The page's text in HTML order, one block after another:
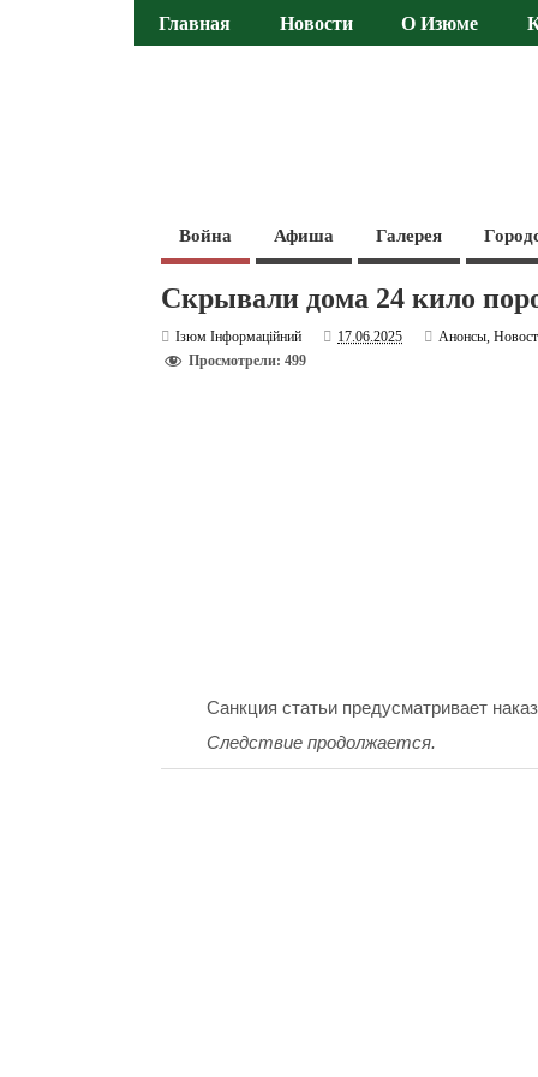
Главная Новости О Изюме
Война Афиша Галерея
Скрывали дома 24 кило
Ізюм Інформаційний 17.06.2025 Анонсы,
Просмотрели: 499
Санкция статьи предусматривает
Следствие продолжается.